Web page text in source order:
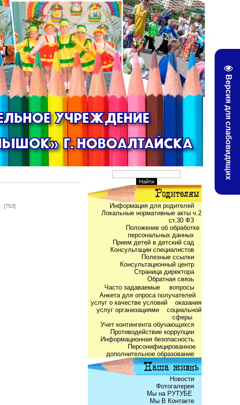
Версия для слабовидящих
[753]
Информация для родителей
Локальные нормативные акты ч.2
ст.30 ФЗ
Положение об обработке
персональных данных
Прием детей в детский сад
Консультации специалистов
Полезные ссылки
Консультационный центр
Страница директора
Обратная связь
Часто задаваемые
вопросы
Анкета для опроса получателей
услуг о качестве условий оказания
услуг организациями социальной
сферы
Учет контингента обучающихся
Противодействие коррупции
Информационная безопасность
Персонифицированное
дополнительное образование
Новости
Фотогалерея
Мы на РУТУБЕ
Мы В Контакте